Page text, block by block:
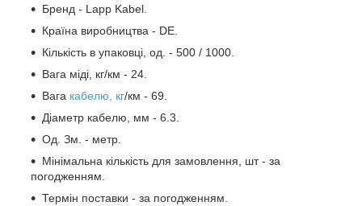
Бренд - Lapp Kabel.
Країна виробництва - DE.
Кількість в упаковці, од. - 500 / 1000.
Вага міді, кг/км - 24.
Вага кабелю, кг/км - 69.
Діаметр кабелю, мм - 6.3.
Од. Зм. - метр.
Мінімальна кількість для замовлення, шт - за
погодженням.
Термін поставки - за погодженням.